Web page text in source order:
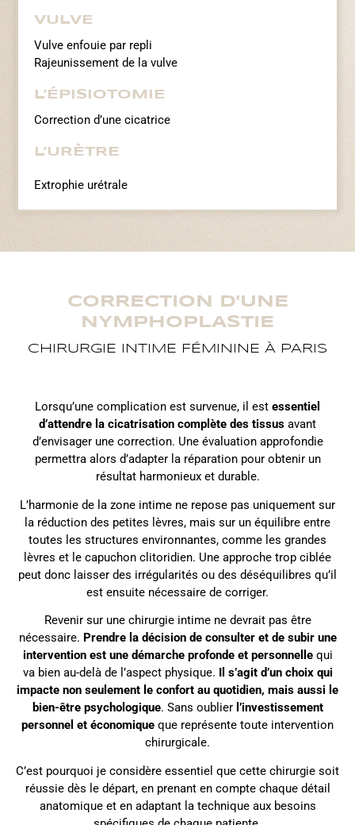
VULVE
Vulve enfouie par repli
Rajeunissement de la vulve
L’ÉPISIOTOMIE
Correction d’une cicatrice
L’URÈTRE
Extrophie urétrale
CORRECTION D'UNE
NYMPHOPLASTIE
CHIRURGIE INTIME FÉMININE À PARIS
Lorsqu’une complication est survenue, il est essentiel
d’attendre la cicatrisation complète des tissus avant
d’envisager une correction. Une évaluation approfondie
permettra alors d’adapter la réparation pour obtenir un
résultat harmonieux et durable.
L’harmonie de la zone intime ne repose pas uniquement sur
la réduction des petites lèvres, mais sur un équilibre entre
toutes les structures environnantes, comme les grandes
lèvres et le capuchon clitoridien. Une approche trop ciblée
peut donc laisser des irrégularités ou des déséquilibres qu’il
est ensuite nécessaire de corriger.
Revenir sur une chirurgie intime ne devrait pas être
nécessaire. Prendre la décision de consulter et de subir une
intervention est une démarche profonde et personnellequi
va bien au-delà de l’aspect physique. Il s’agit d’un choix qui
impacte non seulement le confort au quotidien, mais aussi le
bien-être psychologique. Sans oublier l’investissement
personnel et économique que représente toute intervention
chirurgicale.
C’est pourquoi je considère essentiel que cette chirurgie soit
réussie dès le départ, en prenant en compte chaque détail
anatomique et en adaptant la technique aux besoins